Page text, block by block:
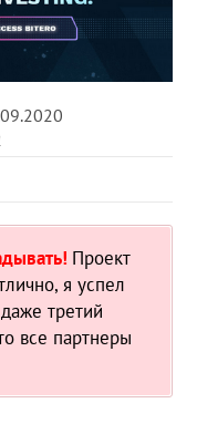
Проект
я успел
третий
все партнеры